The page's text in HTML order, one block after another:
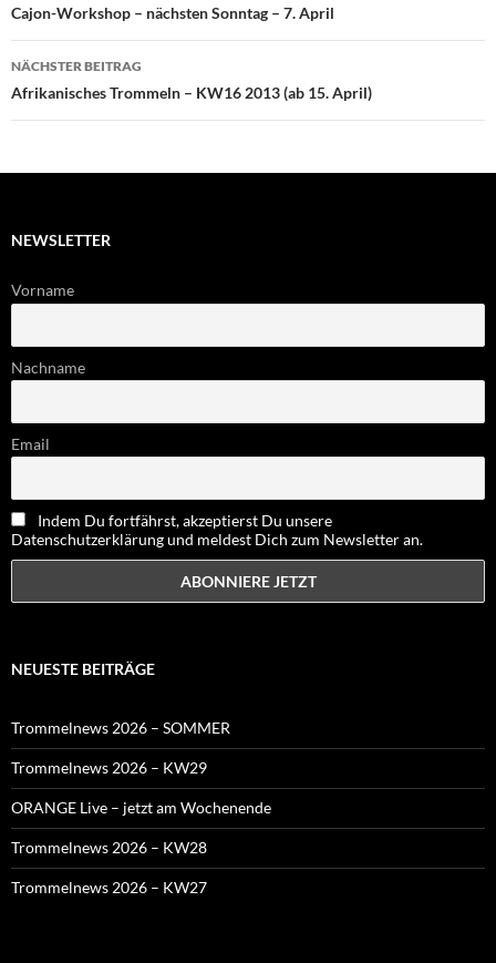
Cajon-Workshop – nächsten Sonntag – 7. April
NÄCHSTER BEITRAG
Afrikanisches Trommeln – KW16 2013 (ab 15. April)
NEWSLETTER
Vorname
Nachname
Email
Indem Du fortfährst, akzeptierst Du unsere
Datenschutzerklärung und meldest Dich zum Newsletter an.
NEUESTE BEITRÄGE
Trommelnews 2026 – SOMMER
Trommelnews 2026 – KW29
ORANGE Live – jetzt am Wochenende
Trommelnews 2026 – KW28
Trommelnews 2026 – KW27